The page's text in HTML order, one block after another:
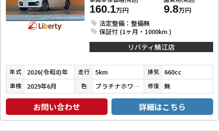
160.1万円 9.8万円
法定整備：整備無
保証付 (1ヶ月・1000km )
リバティ鯖江店
年式 2026(令和8)年 走行 5km 排気 660cc
車検 2029年6月 色 プラチナホワイトパール 修復 無
お問い合わせ 詳細はこちら